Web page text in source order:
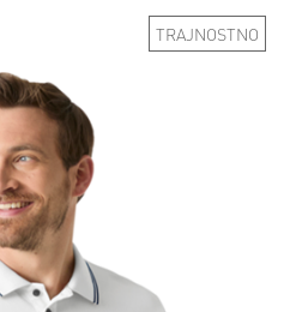
TRAJNOSTNO